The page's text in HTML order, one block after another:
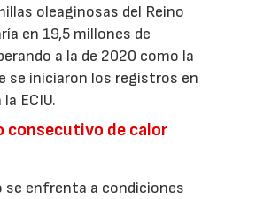
oleaginosas del Reino
en 19,5 millones de
a la de 2020 como la
se iniciaron los registros en
ECIU.
consecutivo de calor
se enfrenta a condiciones